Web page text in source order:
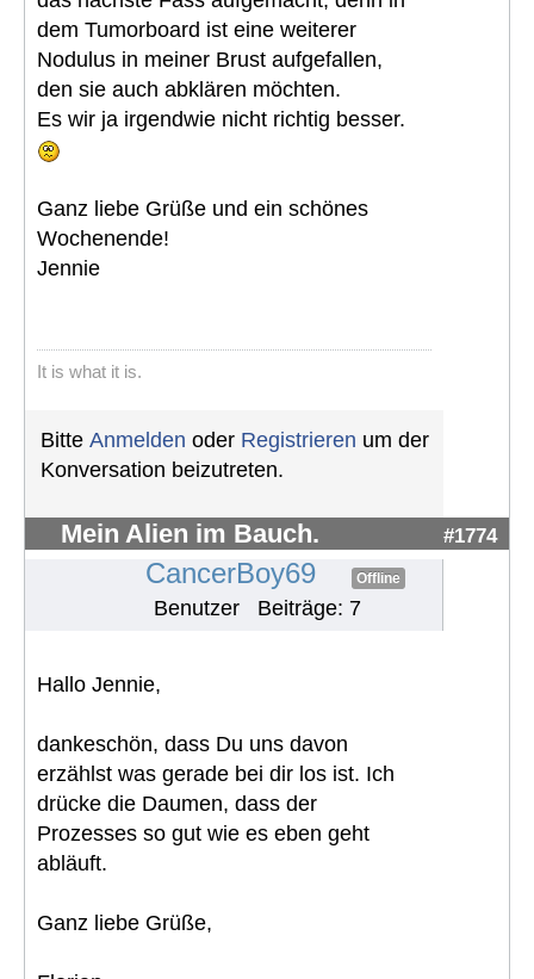
dem Tumorboard ist eine weiterer
Nodulus in meiner Brust aufgefallen,
den sie auch abklären möchten.
Es wir ja irgendwie nicht richtig besser.
Ganz liebe Grüße und ein schönes
Wochenende!
Jennie
It is what it is.
Bitte Anmelden oder Registrieren um der
Konversation beizutreten.
Mein Alien im Bauch. #1774
CancerBoy69 Offline
Benutzer Beiträge: 7
Hallo Jennie,
dankeschön, dass Du uns davon
erzählst was gerade bei dir los ist. Ich
drücke die Daumen, dass der
Prozesses so gut wie es eben geht
abläuft.
Ganz liebe Grüße,